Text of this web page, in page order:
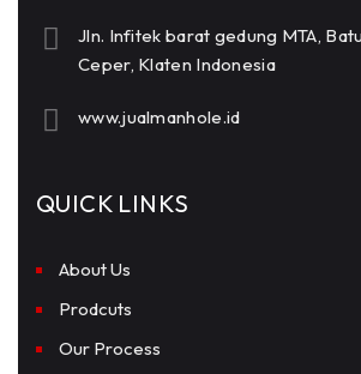
Jln. Infitek barat gedung MTA,
Ceper, Klaten Indonesia
www.jualmanhole.id
QUICK LINKS
About Us
Prodcuts
Our Process